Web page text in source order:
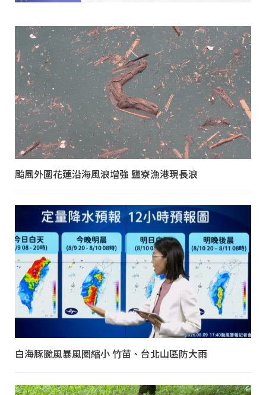
颱風外圍花蓮沿海風浪增強 鹽寮漁港現長浪
白海豚颱風暴風圈縮小 竹苗、台北山區防大雨